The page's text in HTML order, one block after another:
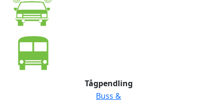
Tågpendling
Buss &